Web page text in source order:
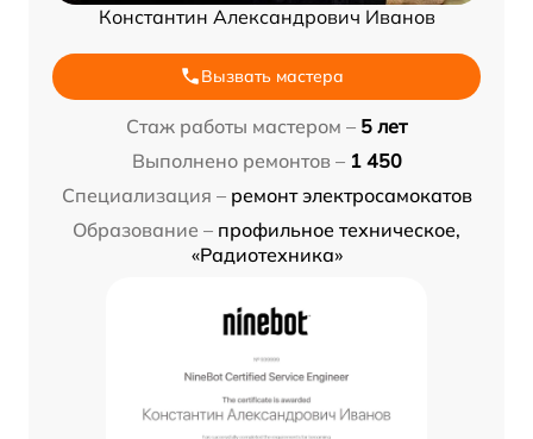
Константин Александрович Иванов
Вызвать мастера
Стаж работы мастером – 5 лет
Выполнено ремонтов – 1 450
Специализация – ремонт электросамокатов
Образование – профильное техническое,
«Радиотехника»